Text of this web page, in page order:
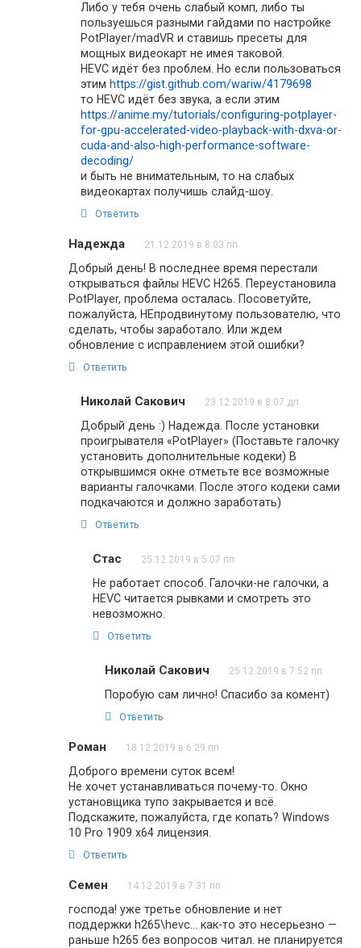
Либо у тебя очень слабый комп, либо ты
пользуешься разными гайдами по настройке
PotPlayer/madVR и ставишь пресеты для
мощных видеокарт не имея таковой.
HEVC идёт без проблем. Но если пользоваться
этим https://gist.github.com/wariw/4179698
то HEVC идёт без звука, а если этим
https://anime.my/tutorials/configuring-potplayer-
for-gpu-accelerated-video-playback-with-dxva-or-
cuda-and-also-high-performance-software-
decoding/
и быть не внимательным, то на слабых
видеокартах получишь слайд-шоу.
Ответить
Надежда 21.12.2019 в 8:03 пп
Добрый день! В последнее время перестали
открываться файлы HEVC H265. Переустановила
PotPlayer, проблема осталась. Посоветуйте,
пожалуйста, НЕпродвинутому пользователю, что
сделать, чтобы заработало. Или ждем
обновление с исправлением этой ошибки?
Ответить
Николай Сакович 23.12.2019 в 8:07 дп
Добрый день :) Надежда. После установки
проигрывателя «PotPlayer» (Поставьте галочку
установить дополнительные кодеки) В
открывшимся окне отметьте все возможные
варианты галочками. После этого кодеки сами
подкачаются и должно заработать)
Ответить
Стас 25.12.2019 в 5:07 пп
Не работает способ. Галочки-не галочки, а
HEVC читается рывками и смотреть это
невозможно.
Ответить
Николай Сакович 25.12.2019 в 7:52 пп
Поробую сам лично! Спасибо за комент)
Ответить
Роман 18.12.2019 в 6:29 пп
Доброго времени суток всем!
Не хочет устанавливаться почему-то. Окно
установщика тупо закрывается и всё.
Подскажите, пожалуйста, где копать? Windows
10 Pro 1909 x64 лицензия.
Ответить
Семен 14.12.2019 в 7:31 пп
господа! уже третье обновление и нет
поддержки h265\hevc… как-то это несерьезно —
раньше h265 без вопросов читал. не планируется